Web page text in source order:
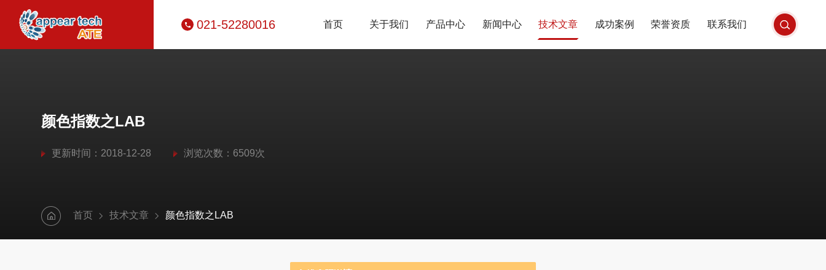
021-52280016 首页 关于我们 产品中心 新闻中心 技术文章 成功案例 荣誉资质 联系我们
颜色指数之LAB
更新时间：2018-12-28 浏览次数：6509次
首页 技术文章 颜色指数之LAB